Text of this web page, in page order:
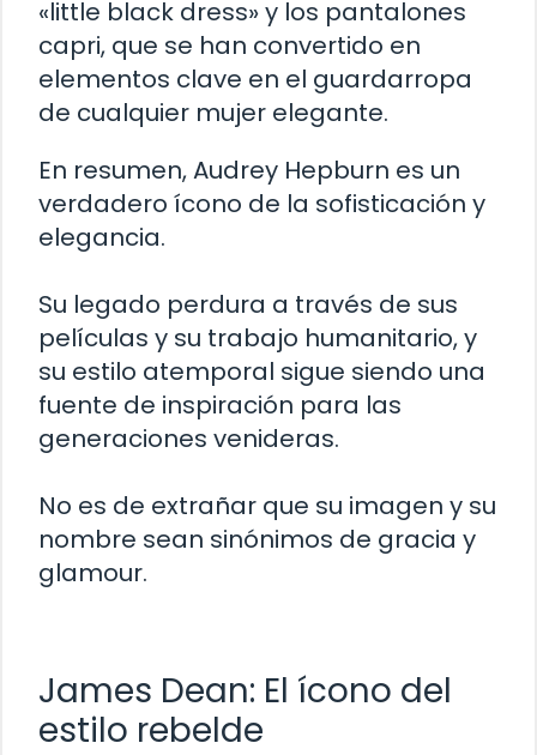
«little black dress» y los pantalones
capri, que se han convertido en
elementos clave en el guardarropa
de cualquier mujer elegante.
En resumen, Audrey Hepburn es un
verdadero ícono de la sofisticación y
elegancia.
Su legado perdura a través de sus
películas y su trabajo humanitario, y
su estilo atemporal sigue siendo una
fuente de inspiración para las
generaciones venideras.
No es de extrañar que su imagen y su
nombre sean sinónimos de gracia y
glamour.
James Dean: El ícono del
estilo rebelde